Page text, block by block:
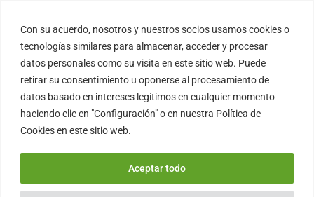
Con su acuerdo, nosotros y nuestros socios usamos cookies o
tecnologías similares para almacenar, acceder y procesar
datos personales como su visita en este sitio web. Puede
retirar su consentimiento u oponerse al procesamiento de
datos basado en intereses legítimos en cualquier momento
haciendo clic en "Configuración" o en nuestra Política de
Cookies en este sitio web.
Aceptar todo
contenido
FORTINUX.COM
08004 – Barcelona
Cataluña – España
info@fortinux.com
0034 – 644 79 25 79
Lun – Vie 9:00 AM a 6:00PM